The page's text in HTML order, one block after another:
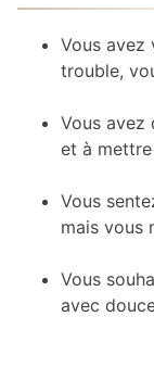
Vous avez
trouble,
Vous avez
et à
Vous
mais vous
Vous
avec